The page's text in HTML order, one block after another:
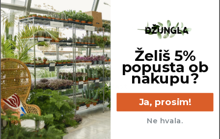
Gnitje:če si opazil_a rumenenje in gnitje mojih
listov in/ali korenin, si me po vsej verjetnosti
prekomerno zalil_a. Prosim, da porežeš vse gnile
korenine, potem pa me posadi v popolnoma
svežo in zračno zemljo. Od sedaj naprej me
zalivaj manj.
Neobičajno počasna rast:
zame je sicer
značilno, da rastem zelo počasi, vendar ob
popolni odsotnosti rasti nekaj ni v redu.
Velikokrat do tega pride, ko sem že predolgo
časa v isti zemlji v tesnem lončku in sem porabila
Želiš 5%
popusta ob
nakupu?
Ja, prosim!
Ne hvala.